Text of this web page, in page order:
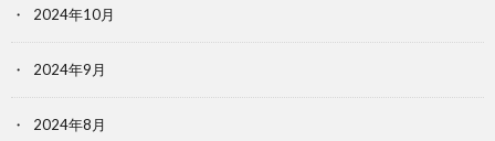
2024年10月
2024年9月
2024年8月